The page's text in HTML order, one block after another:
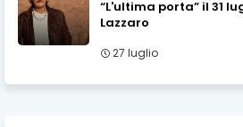
“L'ultima porta” il 31
Lazzaro
27 luglio